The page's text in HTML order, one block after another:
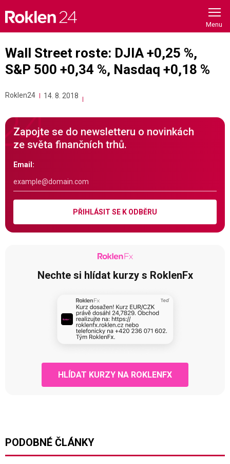
content
Wall Street roste: DJIA +0,25 %,
S&P 500 +0,34 %, Nasdaq +0,18 %
Roklen24 14. 8. 2018
Zapojte se do newsletteru o novinkách
ze světa finančních trhů.
Email:
PŘIHLÁSIT SE K ODBĚRU
Nechte si hlídat kurzy s RoklenFx
HLÍDAT KURZY NA ROKLENFX
PODOBNÉ ČLÁNKY